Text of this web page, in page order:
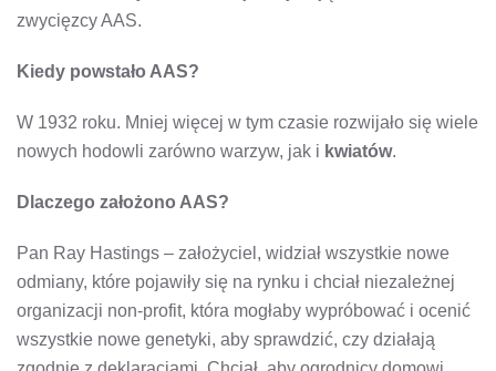
zwycięzcy AAS.
Kiedy powstało AAS?
W 1932 roku. Mniej więcej w tym czasie rozwijało się wiele
nowych hodowli zarówno warzyw, jak i kwiatów.
Dlaczego założono AAS?
Pan Ray Hastings – założyciel, widział wszystkie nowe
odmiany, które pojawiły się na rynku i chciał niezależnej
organizacji non-profit, która mogłaby wypróbować i ocenić
wszystkie nowe genetyki, aby sprawdzić, czy działają